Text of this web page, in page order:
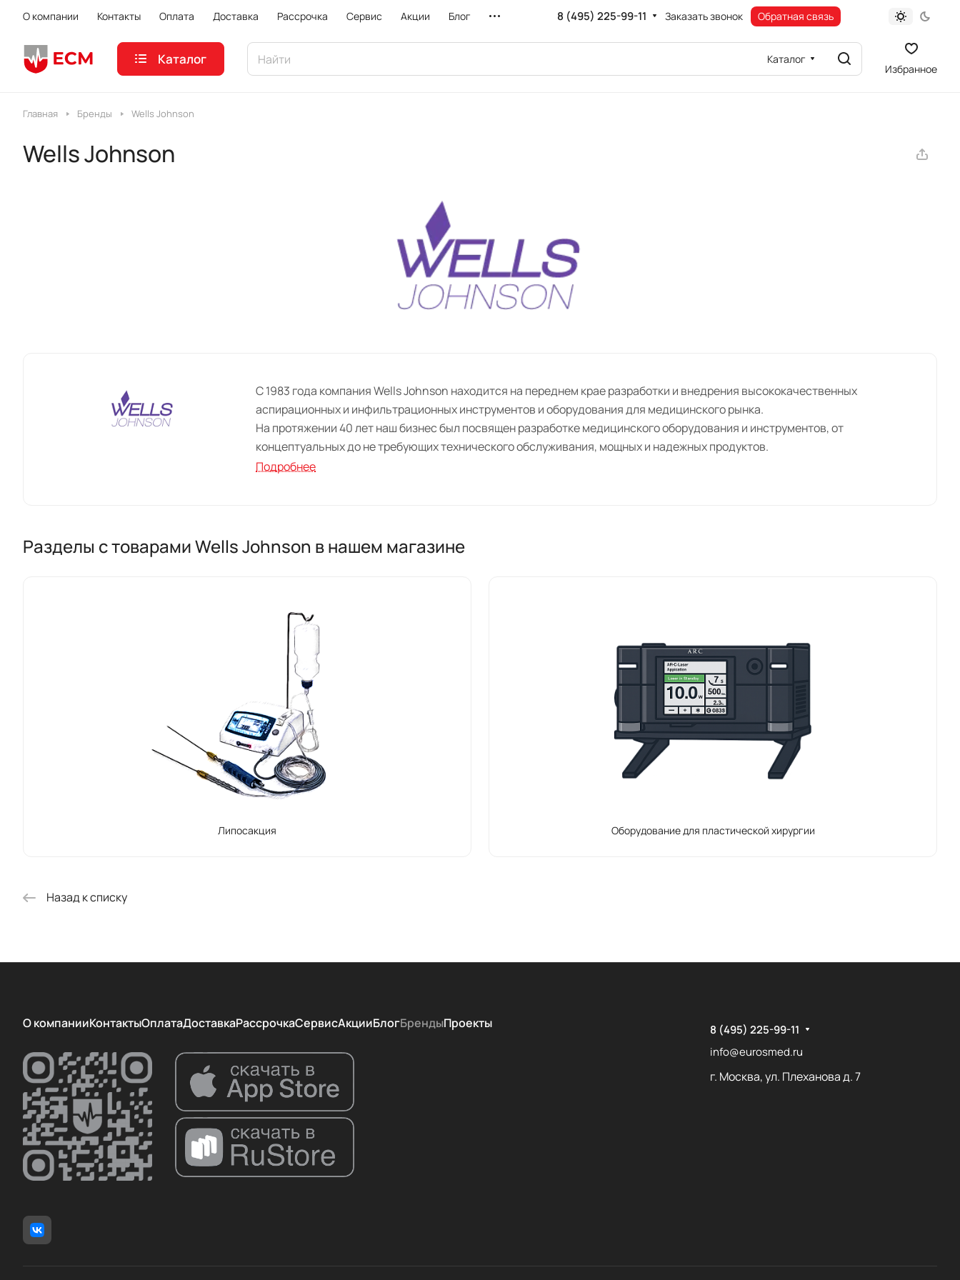
О компании Контакты Оплата Доставка Рассрочка Сервис Акции Блог 8 (495) 225-99-11 Заказать звонок Обратная связь
Каталог Каталог
Избранное
Главная Бренды Wells Johnson
Wells Johnson
С 1983 года компания Wells Johnson находится на переднем крае разработки и внедрения высококачественных
аспирационных и инфильтрационных инструментов и оборудования для медицинского рынка.
На протяжении 40 лет наш бизнес был посвящен разработке медицинского оборудования и инструментов, от
концептуальных до не требующих технического обслуживания, мощных и надежных продуктов.
нашей способностью изготавливать каждый инструмент на заказ в соответствии с потребностями каждого.
Подробнее
Разделы с товарами Wells Johnson в нашем магазине
Липосакция Оборудование для пластической хирургии
Назад к списку
О компанииКонтактыОплатаДоставкаРассрочкаСервисАкцииБлогБрендыПроекты
8 (495) 225-99-11
info@eurosmed.ru
г. Москва, ул. Плеханова д. 7